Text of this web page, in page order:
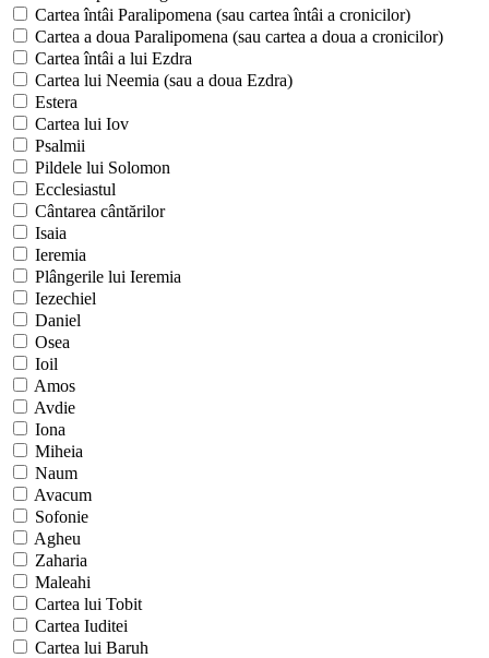
Cartea întâi Paralipomena (sau cartea întâi a cronicilor)
Cartea a doua Paralipomena (sau cartea a doua a cronicilor)
Cartea întâi a lui Ezdra
Cartea lui Neemia (sau a doua Ezdra)
Estera
Cartea lui Iov
Psalmii
Pildele lui Solomon
Ecclesiastul
Cântarea cântărilor
Isaia
Ieremia
Plângerile lui Ieremia
Iezechiel
Daniel
Osea
Ioil
Amos
Avdie
Iona
Miheia
Naum
Avacum
Sofonie
Agheu
Zaharia
Maleahi
Cartea lui Tobit
Cartea Iuditei
Cartea lui Baruh